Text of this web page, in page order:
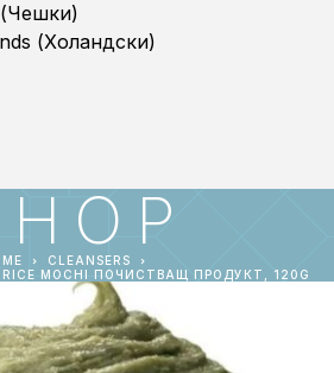
(Чешки)
(Холандски)
CLEANSERS
RICE MOCHI ПОЧИСТВАЩ ПРОДУКТ, 120G